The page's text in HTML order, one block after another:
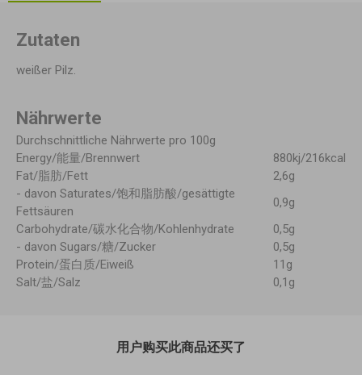
Zutaten
weißer Pilz.
Nährwerte
Durchschnittliche Nährwerte pro 100g
Energy/能量/Brennwert
880kj/216kcal
Fat/脂肪/Fett
2,6g
- davon Saturates/饱和脂肪酸/gesättigte
Fettsäuren
0,9g
Carbohydrate/碳水化合物/Kohlenhydrate
0,5g
- davon Sugars/糖/Zucker
0,5g
Protein/蛋白质/Eiweiß
11g
Salt/盐/Salz
0,1g
用户购买此商品还买了